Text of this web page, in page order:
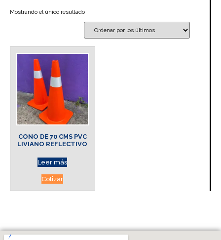
Mostrando el único resultado
CONO DE 70 CMS PVC
LIVIANO REFLECTIVO
Leer más
Cotizar